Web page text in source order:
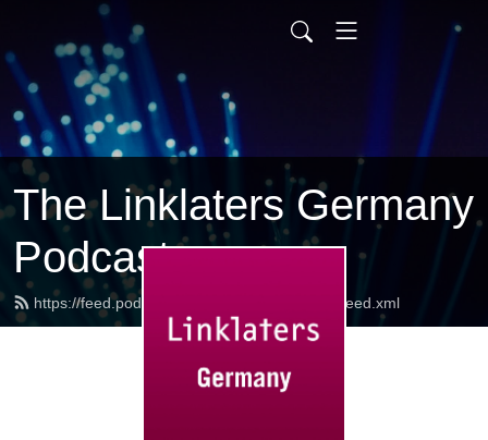
The Linklaters Germany
Podcast
https://feed.podbean.com/linklatersgermany/feed.xml